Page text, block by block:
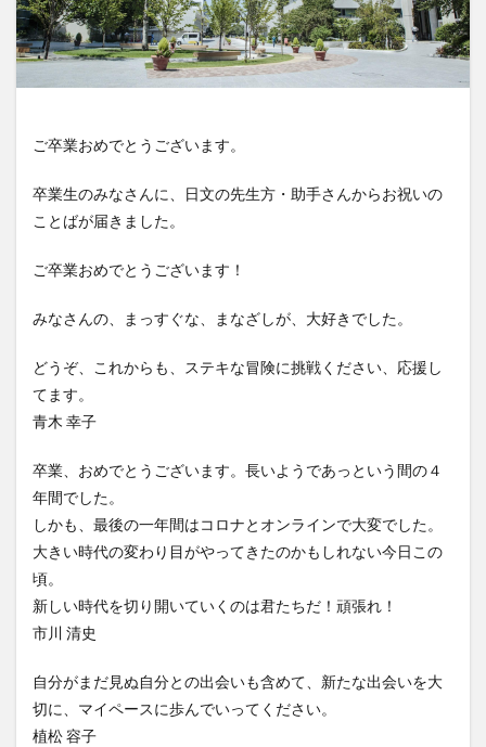
ご卒業おめでとうございます。
卒業生のみなさんに、日文の先生方・助手さんからお祝いの
ことばが届きました。
ご卒業おめでとうございます！
みなさんの、まっすぐな、まなざしが、大好きでした。
どうぞ、これからも、ステキな冒険に挑戦ください、応援し
てます。
青木 幸子
卒業、おめでとうございます。長いようであっという間の４
年間でした。
しかも、最後の一年間はコロナとオンラインで大変でした。
大きい時代の変わり目がやってきたのかもしれない今日この
頃。
新しい時代を切り開いていくのは君たちだ！頑張れ！
市川 清史
自分がまだ見ぬ自分との出会いも含めて、新たな出会いを大
切に、マイペースに歩んでいってください。
植松 容子